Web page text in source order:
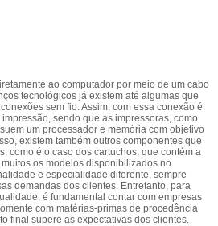
ao computador por meio de um cabo
tecnológicos já existem até algumas que
sem fio. Assim, com essa conexão é
sendo que as impressoras, como
um processador e memória com objetivo
existem também outros componentes que
como é o caso dos cartuchos, que contém a
os modelos disponibilizados no
e especialidade diferente, sempre
demandas dos clientes. Entretanto, para
é fundamental contar com empresas
com matérias-primas de procedência
final supere as expectativas dos clientes.